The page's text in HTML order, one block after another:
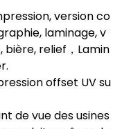
version co
laminage, v
relief，Lamin
offset UV su
de vue des usines